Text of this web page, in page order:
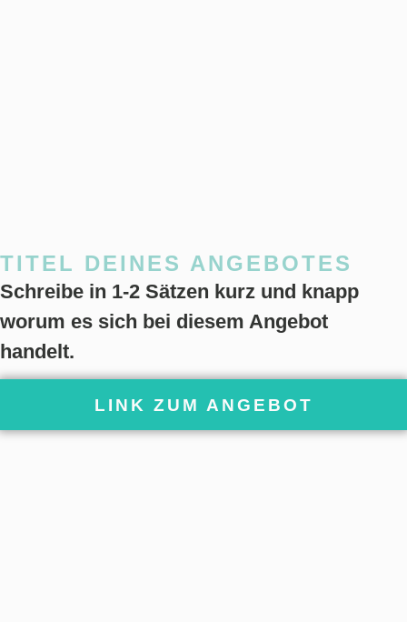
TITEL DEINES ANGEBOTES
Schreibe in 1-2 Sätzen kurz und knapp
worum es sich bei diesem Angebot
handelt.
LINK ZUM ANGEBOT